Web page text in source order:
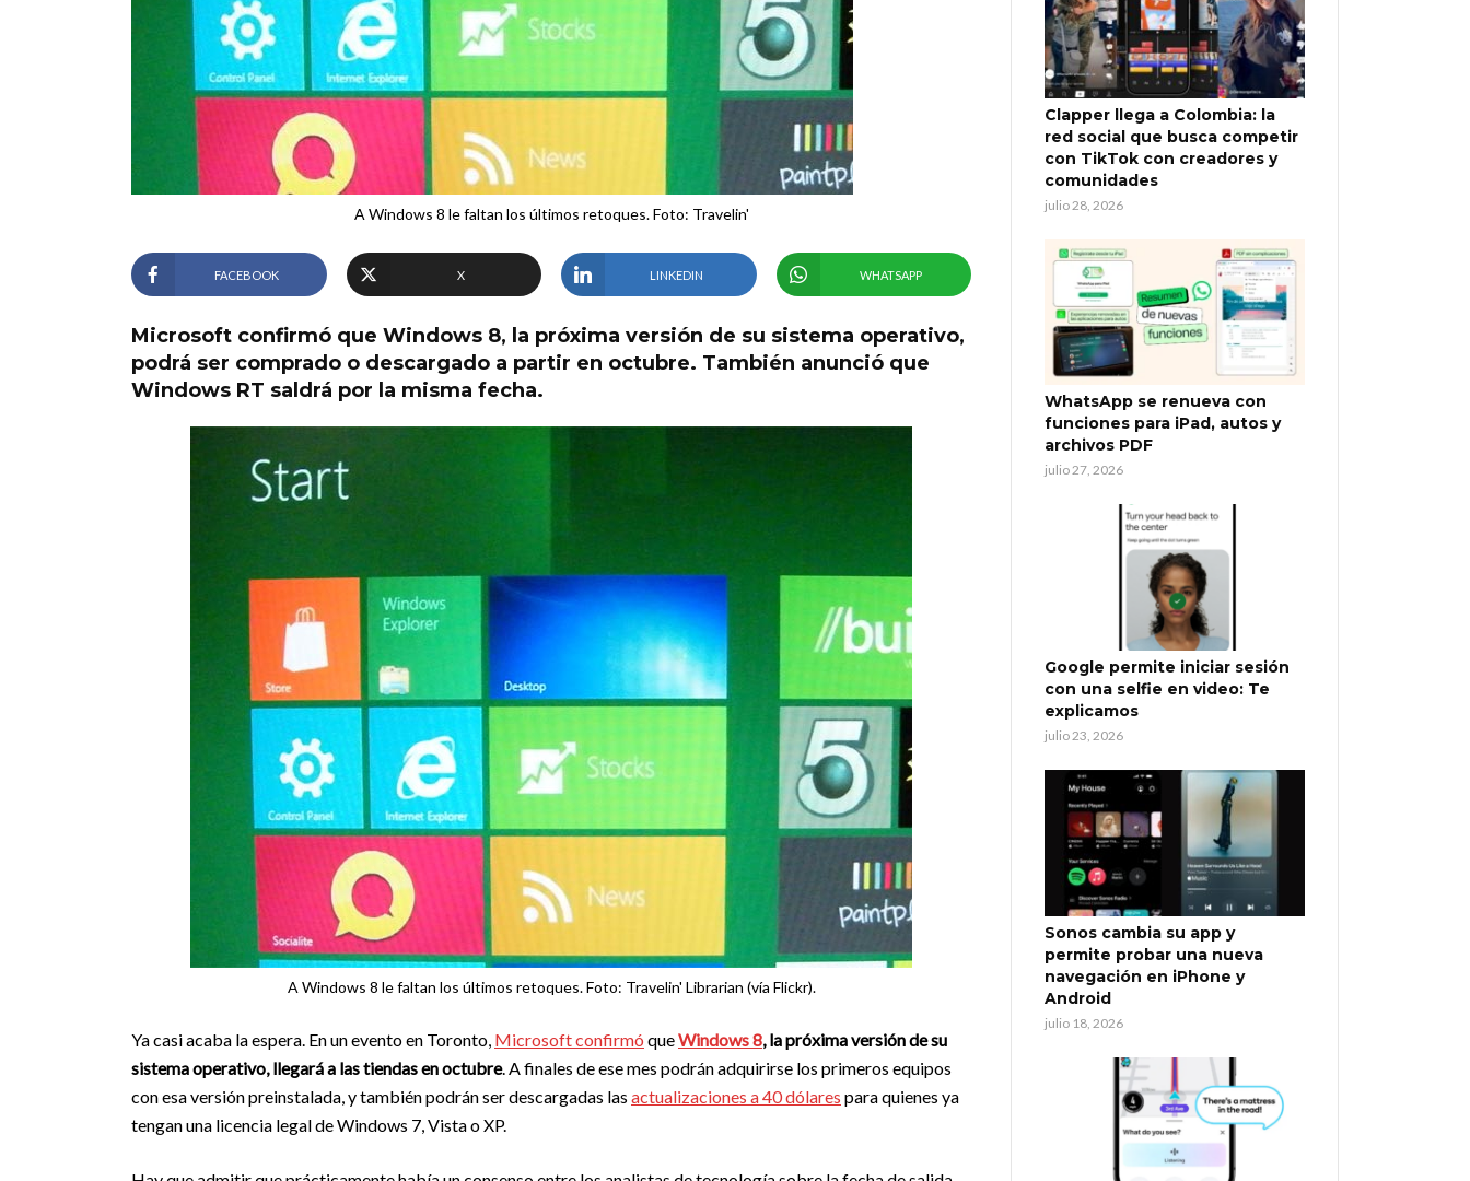
A Windows 8 le faltan los últimos retoques. Foto: Travelin'
FACEBOOK X LINKEDIN WHATSAPP
Microsoft confirmó que Windows 8, la próxima versión de su sistema operativo,
podrá ser comprado o descargado a partir en octubre. También anunció que
Windows RT saldrá por la misma fecha.
A Windows 8 le faltan los últimos retoques. Foto: Travelin' Librarian (vía Flickr).
Ya casi acaba la espera. En un evento en Toronto, Microsoft confirmó queWindows 8, la próxima versión de su
sistema operativo, llegará a las tiendas en octubre. A finales de ese mes podrán adquirirse los primeros equipos
con esa versión preinstalada, y también podrán ser descargadas las actualizaciones a 40 dólares para quienes ya
tengan una licencia legal de Windows 7, Vista o XP.
Clapper llega a Colombia: la
red social que busca competir
con TikTok con creadores y
comunidades
julio 28, 2026
WhatsApp se renueva con
funciones para iPad, autos y
archivos PDF
julio 27, 2026
Google permite iniciar sesión
con una selfie en video: Te
explicamos
julio 23, 2026
Sonos cambia su app y
permite probar una nueva
navegación en iPhone y
Android
julio 18, 2026